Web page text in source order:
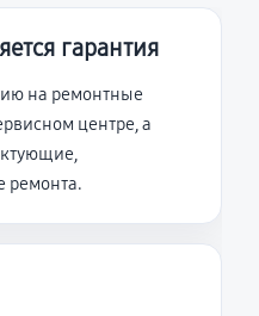
гарантия
на ремонтные
центре, а
ремонта.